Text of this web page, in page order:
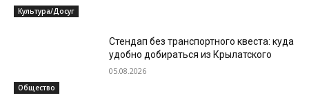
Культура/Досуг
Общество
Стендап без транспортного квеста: куда
удобно добираться из Крылатского
05.08.2026